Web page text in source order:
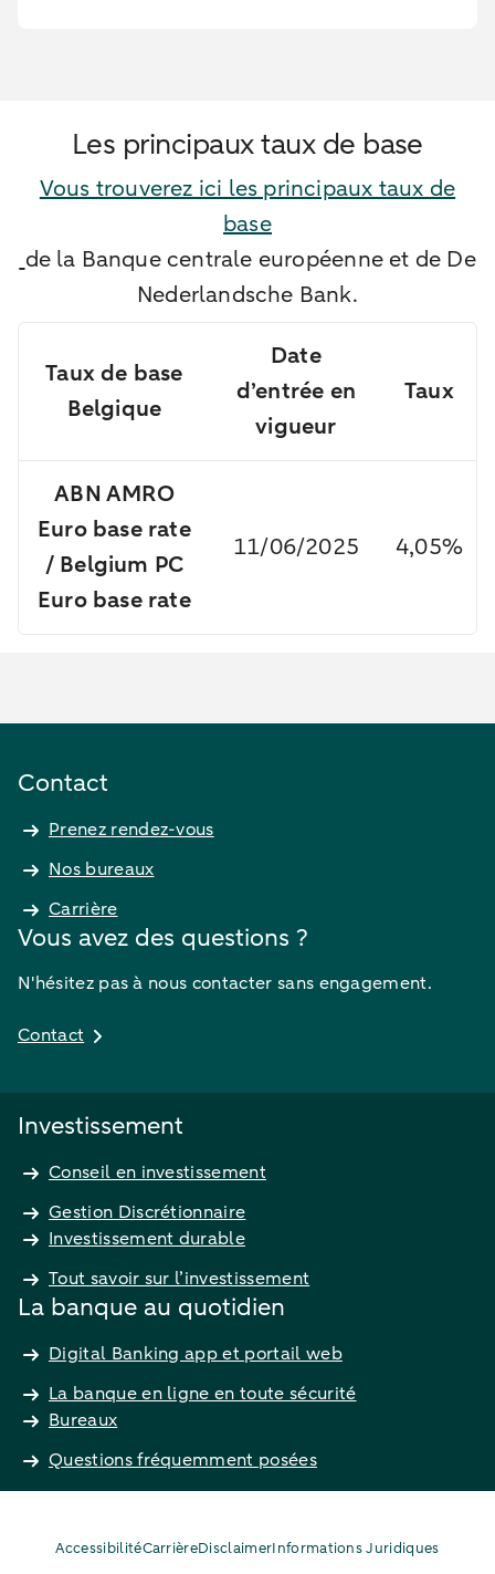
Les principaux taux de base
Vous trouverez ici les principaux taux de
base
de la Banque centrale européenne et de De
Nederlandsche Bank.
Taux de base
Belgique
Date
d’entrée en
vigueur
Taux
ABN AMRO
Euro base rate
/ Belgium PC
Euro base rate
11/06/2025 4,05%
Contact
Prenez rendez-vous
Nos bureaux
Carrière
Vous avez des questions ?
N'hésitez pas à nous contacter sans engagement.
Contact
Investissement
Conseil en investissement
Gestion Discrétionnaire
Investissement durable
Tout savoir sur l’investissement
La banque au quotidien
Digital Banking app et portail web
La banque en ligne en toute sécurité
Bureaux
Questions fréquemment posées
AccessibilitéCarrièreDisclaimerInformations Juridiques